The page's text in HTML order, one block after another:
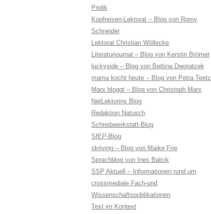
Pridik
Kopfreisen-Lektorat – Blog von Romy
Schneider
Lektorat Christian Wöllecke
Literaturjournal – Blog von Kerstin Brömer
luckyside – Blog von Bettina Dworatzek
mama kocht heute – Blog von Petra Teetz
Marx bloggt – Blog von Christoph Marx
NetLektorins Blog
Redaktion Natusch
Schreibwerkstatt-Blog
SfEP-Blog
skriving – Blog von Maike Frie
Sprachblog von Ines Balcik
SSP Aktuell – Informationen rund um
crossmediale Fach-und
Wissenschaftspublikationen
Text im Kontext